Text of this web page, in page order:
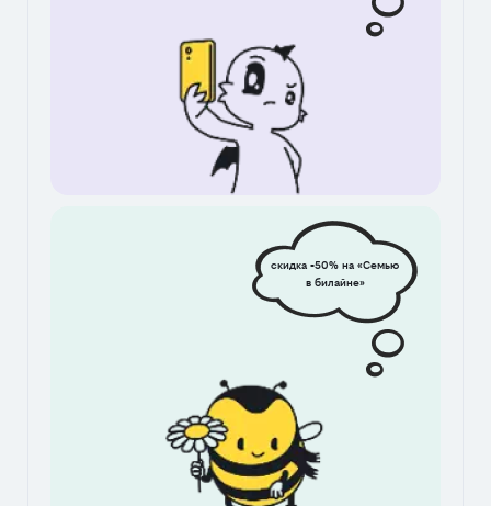
скидка -50% на «Семью
в билайне»